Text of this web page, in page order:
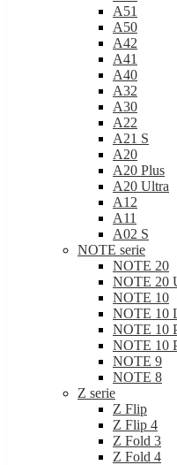
A51
A50
A42
A41
A40
A32
A30
A22
A21 S
A20
A20 Plus
A20 Ultra
A12
A11
A02 S
NOTE serie
NOTE 20
NOTE 20
NOTE 10
NOTE 10
NOTE 10
NOTE 10
NOTE 9
NOTE 8
Z serie
Z Flip
Z Flip 4
Z Fold 3
Z Fold 4